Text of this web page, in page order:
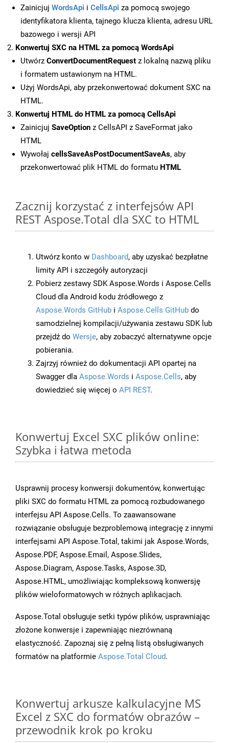
Zainicjuj WordsApi i CellsApi za pomocą swojego
identyfikatora klienta, tajnego klucza klienta, adresu URL
bazowego i wersji API
Konwertuj SXC na HTML za pomocą WordsApi
Utwórz ConvertDocumentRequest z lokalną nazwą pliku
i formatem ustawionym na HTML.
Użyj WordsApi, aby przekonwertować dokument SXC na
HTML.
Konwertuj HTML do HTML za pomocą CellsApi
Zainicjuj SaveOption z CellsAPI z SaveFormat jako
HTML
Wywołaj cellsSaveAsPostDocumentSaveAs, aby
przekonwertować plik HTML do formatu HTML
Zacznij korzystać z interfejsów API
REST Aspose.Total dla SXC to HTML
Utwórz konto w Dashboard, aby uzyskać bezpłatne
limity API i szczegóły autoryzacji
Pobierz zestawy SDK Aspose.Words i Aspose.Cells
Cloud dla Android kodu źródłowego z
Aspose.Words GitHub i Aspose.Cells GitHub do
samodzielnej kompilacji/używania zestawu SDK lub
przejdź do Wersje, aby zobaczyć alternatywne opcje
pobierania.
Zajrzyj również do dokumentacji API opartej na
Swagger dla Aspose.Words i Aspose.Cells, aby
dowiedzieć się więcej o API REST.
Konwertuj Excel SXC plików online:
Szybka i łatwa metoda
Usprawnij procesy konwersji dokumentów, konwertując
pliki SXC do formatu HTML za pomocą rozbudowanego
interfejsu API Aspose.Cells. To zaawansowane
rozwiązanie obsługuje bezproblemową integrację z innymi
interfejsami API Aspose.Total, takimi jak Aspose.Words,
Aspose.PDF, Aspose.Email, Aspose.Slides,
Aspose.Diagram, Aspose.Tasks, Aspose.3D,
Aspose.HTML, umożliwiając kompleksową konwersję
plików wieloformatowych w różnych aplikacjach.
Aspose.Total obsługuje setki typów plików, usprawniając
złożone konwersje i zapewniając niezrównaną
elastyczność. Zapoznaj się z pełną listą obsługiwanych
formatów na platformie Aspose.Total Cloud.
Konwertuj arkusze kalkulacyjne MS
Excel z SXC do formatów obrazów –
przewodnik krok po kroku